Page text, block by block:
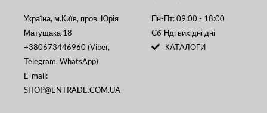
Україна, м.Київ, пров. Юрія
Матущака 18
+380673446960 (Viber,
Telegram, WhatsApp)
E-mail:
SHOP@ENTRADE.COM.UA
Пн-Пт: 09:00 - 18:00
Сб-Нд: вихідні дні
КАТАЛОГИ